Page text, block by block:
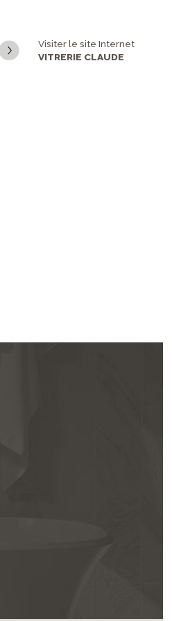
Visiter le site Internet
VITRERIE CLAUDE